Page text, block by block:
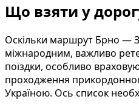
Що взяти у
Оскільки маршрут Брно —
міжнародним, важливо
поїздки, особливо
проходження
Україною. Ось список